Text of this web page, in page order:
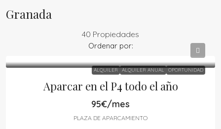
Granada
40 Propiedades
Ordenar por:
ALQUILER ALQUILER ANUAL OPORTUNIDAD
Aparcar en el P4 todo el año
95€/mes
PLAZA DE APARCAMIENTO